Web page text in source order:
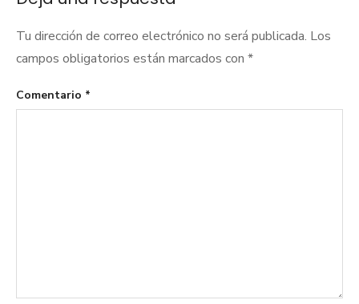
Tu dirección de correo electrónico no será publicada. Los
campos obligatorios están marcados con *
Comentario *